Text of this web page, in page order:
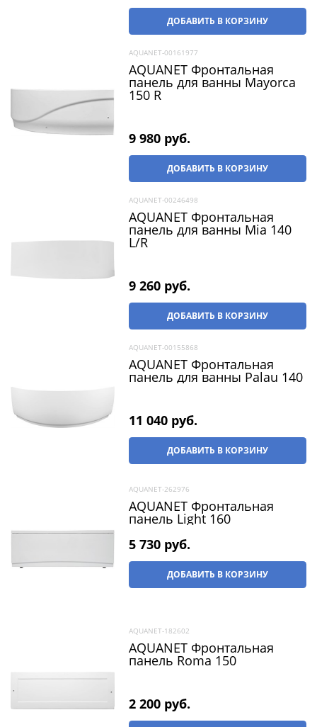
ДОБАВИТЬ В КОРЗИНУ
AQUANET-00161977
AQUANET Фронтальная
панель для ванны Mayorca
150 R
9 980 руб.
ДОБАВИТЬ В КОРЗИНУ
AQUANET-00246498
AQUANET Фронтальная
панель для ванны Mia 140
L/R
9 260 руб.
ДОБАВИТЬ В КОРЗИНУ
AQUANET-00155868
AQUANET Фронтальная
панель для ванны Palau 140
11 040 руб.
ДОБАВИТЬ В КОРЗИНУ
AQUANET-262976
AQUANET Фронтальная
панель Light 160
5 730 руб.
ДОБАВИТЬ В КОРЗИНУ
AQUANET-182602
AQUANET Фронтальная
панель Roma 150
2 200 руб.